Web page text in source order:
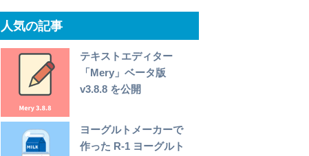
人気の記事
テキストエディター
「Mery」ベータ版
v3.8.8 を公開
ヨーグルトメーカーで
作った R-1 ヨーグルト